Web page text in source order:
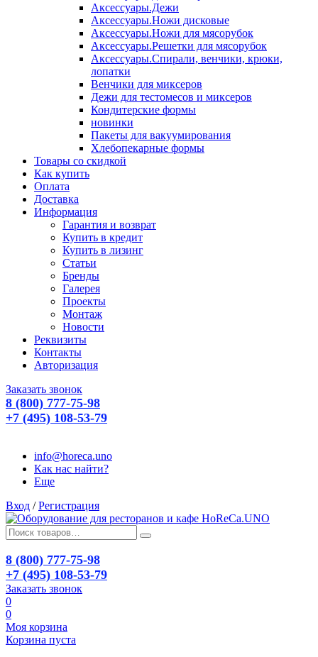
Аксессуары.Дежи
Аксессуары.Ножи дисковые
Аксессуары.Ножи для мясорубок
Аксессуары.Решетки для мясорубок
Аксессуары.Спирали, венчики, крюки,
лопатки
Венчики для миксеров
Дежи для тестомесов и миксеров
Кондитерские формы
новинки
Пакеты для вакуумирования
Хлебопекарные формы
Товары со скидкой
Как купить
Оплата
Доставка
Информация
Гарантия и возврат
Купить в кредит
Купить в лизинг
Статьи
Бренды
Галерея
Проекты
Монтаж
Новости
Реквизиты
Контакты
Авторизация
Заказать звонок
8 (800) 777-75-98
+7 (495) 108-53-79
info@horeca.uno
Как нас найти?
Еще
Вход / Регистрация
8 (800) 777-75-98
+7 (495) 108-53-79
Заказать звонок
0
0
Моя корзина
Корзина пуста